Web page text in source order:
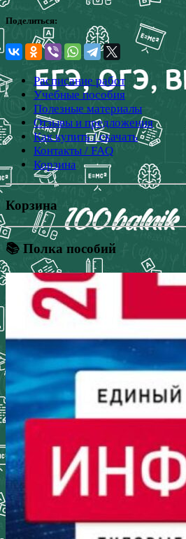
Поделиться:
Расписание работ
Учебные пособия
Полезные материалы
Отзывы и предложения
Как купить / скачать
Контакты / FAQ
Корзина
Корзина
📚 Полка пособий